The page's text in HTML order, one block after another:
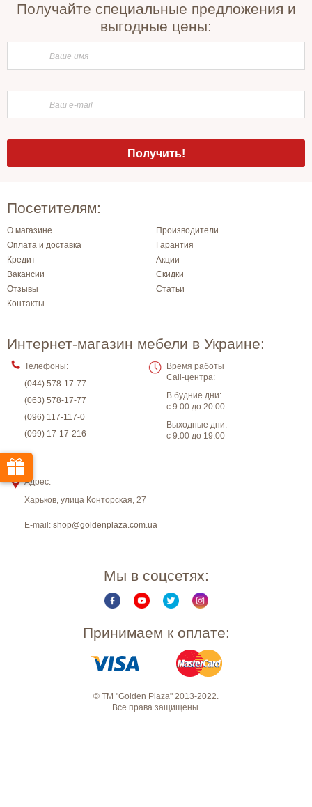
Получайте специальные предложения и
выгодные цены:
Посетителям:
О магазине
Производители
Оплата и доставка
Гарантия
Кредит
Акции
Вакансии
Скидки
Отзывы
Статьи
Контакты
Интернет-магазин мебели в Украине:
Телефоны:
(044) 578-17-77
(063) 578-17-77
(096) 117-117-0
(099) 17-17-216
Время работы
Call-центра:
В будние дни:
с 9.00 до 20.00
Выходные дни:
с 9.00 до 19.00
Адрес:
Харьков, улица Конторская, 27
E-mail: shop@goldenplaza.com.ua
Мы в соцсетях:
Принимаем к оплате:
© ТМ "Golden Plaza" 2013-2022.
Все права защищены.